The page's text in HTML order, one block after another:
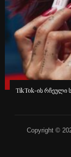
TikTok-ის რჩეული
Copyright ©